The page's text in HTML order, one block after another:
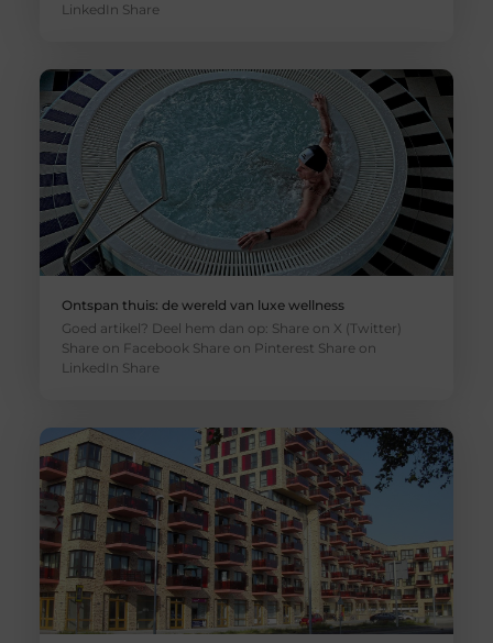
LinkedIn Share
Ontspan thuis: de wereld van luxe wellness
Goed artikel? Deel hem dan op: Share on X (Twitter)
Share on Facebook Share on Pinterest Share on
LinkedIn Share